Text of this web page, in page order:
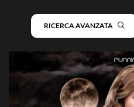
RICERCA AVANZATA